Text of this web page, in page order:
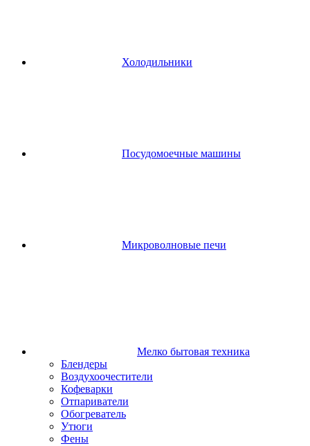
Холодильники
Посудомоечные машины
Микроволновые печи
Мелко бытовая техника
Блендеры
Воздухоочестители
Кофеварки
Отпариватели
Обогреватель
Утюги
Фены